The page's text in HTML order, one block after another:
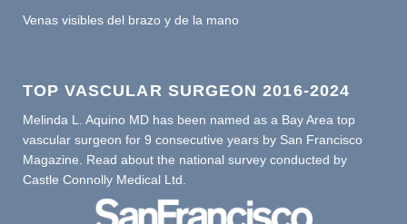
Venas visibles del brazo y de la mano
TOP VASCULAR SURGEON 2016-2024
Melinda L. Aquino MD has been named as a Bay Area top
vascular surgeon for 9 consecutive years by San Francisco
Magazine. Read about the national survey conducted by
Castle Connolly Medical Ltd.